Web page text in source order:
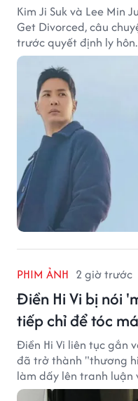
Kim Ji Suk và Lee Min
Get Divorced, câu
trước quyết định ly hôn.
PHIM ẢNH 2 giờ trước
Điền Hi Vi bị nói
tiếp chỉ để tóc
Điền Hi Vi liên tục gắn
đã trở thành "thương
làm dấy lên tranh luận
năng biến hóa trên